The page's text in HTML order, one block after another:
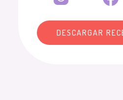
DESCARGAR